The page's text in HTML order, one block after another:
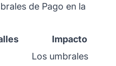
de Pago en la
Impacto
Los umbrales